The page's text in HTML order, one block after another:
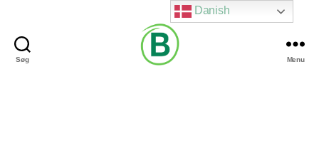
Søg Menu
Danish